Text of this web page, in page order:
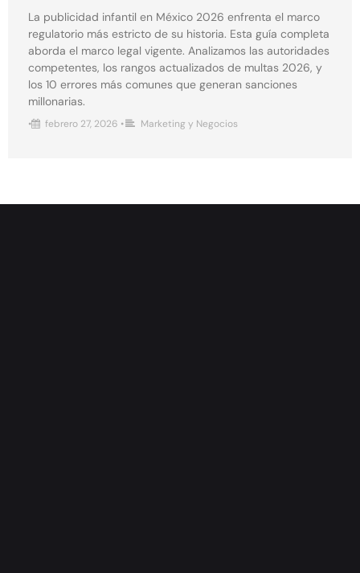
La publicidad infantil en México 2026 enfrenta el marco
regulatorio más estricto de su historia. Esta guía completa
aborda el marco legal vigente. Analizamos las autoridades
competentes, los rangos actualizados de multas 2026, y
los 10 errores más comunes que generan sanciones
millonarias.
• febrero 27, 2026 • Marketing y Negocios